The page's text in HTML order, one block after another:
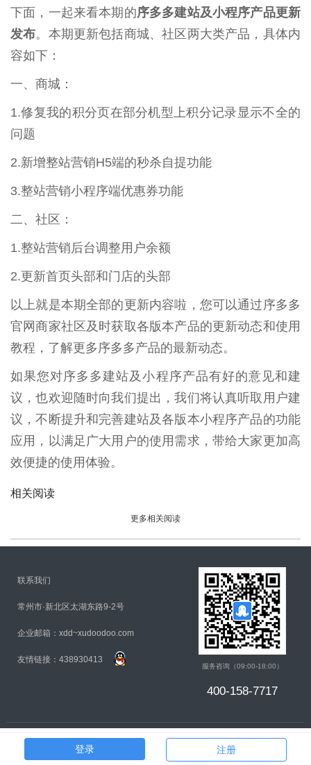
下面，一起来看本期的序多多建站及小程序产品更新
发布。本期更新包括商城、社区两大类产品，具体内
容如下：
一、商城：
1.修复我的积分页在部分机型上积分记录显示不全的
问题
2.新增整站营销H5端的秒杀自提功能
3.整站营销小程序端优惠券功能
二、社区：
1.整站营销后台调整用户余额
2.更新首页头部和门店的头部
以上就是本期全部的更新内容啦，您可以通过序多多
官网商家社区及时获取各版本产品的更新动态和使用
教程，了解更多序多多产品的最新动态。
如果您对序多多建站及小程序产品有好的意见和建
议，也欢迎随时向我们提出，我们将认真听取用户建
议，不断提升和完善建站及各版本小程序产品的功能
应用，以满足广大用户的使用需求，带给大家更加高
效便捷的使用体验。
相关阅读
更多相关阅读
联系我们
常州市·新北区太湖东路9-2号
企业邮箱：xdd~xudoodoo.com
友情链接：438930413
服务咨询（09:00-18:00）
400-158-7717
登录 注册